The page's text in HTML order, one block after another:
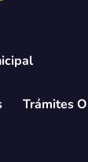
Trámites